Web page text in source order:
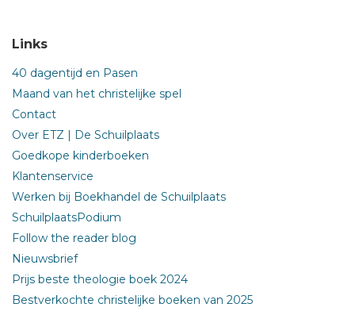
Links
40 dagentijd en Pasen
Maand van het christelijke spel
Contact
Over ETZ | De Schuilplaats
Goedkope kinderboeken
Klantenservice
Werken bij Boekhandel de Schuilplaats
SchuilplaatsPodium
Follow the reader blog
Nieuwsbrief
Prijs beste theologie boek 2024
Bestverkochte christelijke boeken van 2025